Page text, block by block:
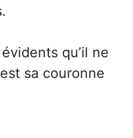
qu’il ne
sa couronne